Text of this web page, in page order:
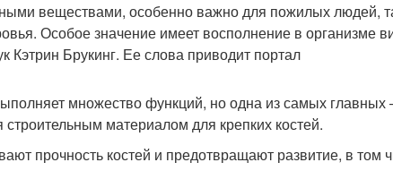
веществами, особенно важно для пожилых людей,
Особое значение имеет восполнение в организме
Кэтрин Брукинг. Ее слова приводит портал
множество функций, но одна из самых
материалом для крепких костей.
прочность костей и предотвращают развитие, в том